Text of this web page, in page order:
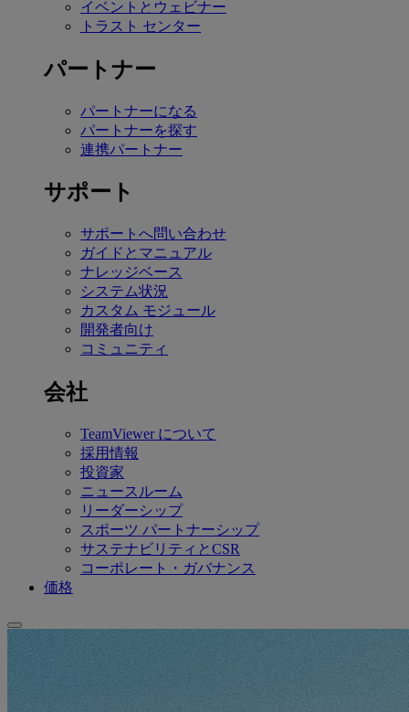
イベントとウェビナー
トラスト センター
パートナー
パートナーになる
パートナーを探す
連携パートナー
サポート
サポートへ問い合わせ
ガイドとマニュアル
ナレッジベース
システム状況
カスタム モジュール
開発者向け
コミュニティ
会社
TeamViewer について
採用情報
投資家
ニュースルーム
リーダーシップ
スポーツ パートナーシップ
サステナビリティとCSR
コーポレート・ガバナンス
価格